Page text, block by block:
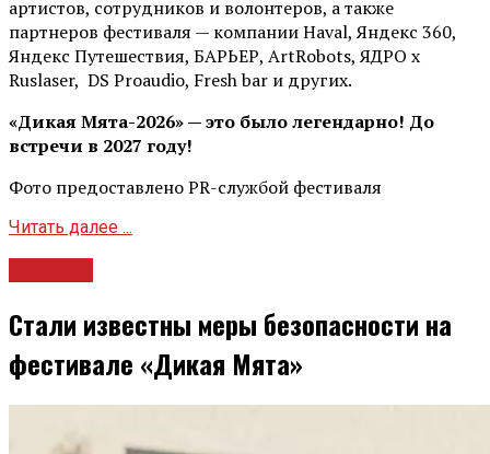
артистов, сотрудников и волонтеров, а также
партнеров фестиваля — компании Haval, Яндекс 360,
Яндекс Путешествия, БАРЬЕР, ArtRobots, ЯДРО х
Ruslaser, DS Proaudio, Fresh bar и других.
«Дикая Мята-2026» — это было легендарно! До
встречи в 2027 году!
Фото предоставлено PR-службой фестиваля
Читать далее ...
Стали известны меры безопасности на
фестивале «Дикая Мята»